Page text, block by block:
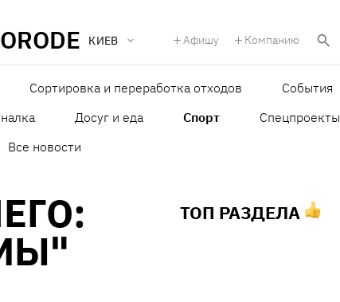
КИЕВ Афишу Компанию
Сортировка и переработка отходов
События
Досуг и еда Спорт
Спецпроекты
Все новости
ТОП РАЗДЕЛА